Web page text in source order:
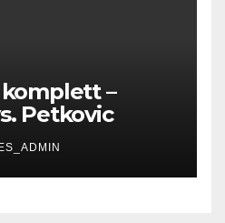
–
Petkovic